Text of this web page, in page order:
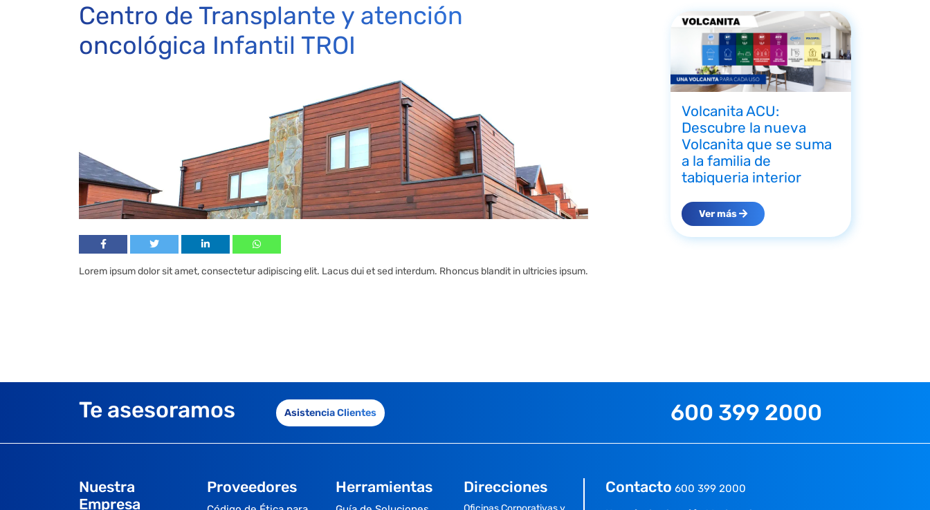
Centro de Transplante y atención
oncológica Infantil TROI
Lorem ipsum dolor sit amet, consectetur adipiscing elit. Lacus dui et sed interdum. Rhoncus blandit in ultricies ipsum.
Volcanita ACU:
Descubre la nueva
Volcanita que se suma
a la familia de
tabiqueria interior
Ver más
Te asesoramos Asistencia Clientes 600 399 2000
Nuestra
Empresa
Proveedores Herramientas Direcciones Contacto 600 399 2000